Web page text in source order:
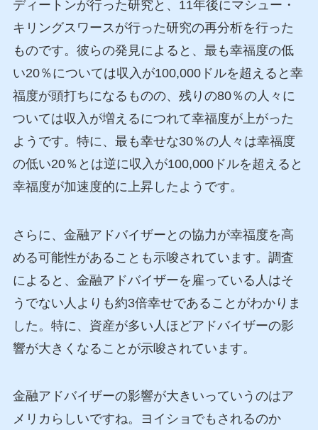
ディートンが行った研究と、11年後にマシュー・
キリングスワースが行った研究の再分析を行った
ものです。彼らの発見によると、最も幸福度の低
い20％については収入が100,000ドルを超えると幸
福度が頭打ちになるものの、残りの80％の人々に
ついては収入が増えるにつれて幸福度が上がった
ようです。特に、最も幸せな30％の人々は幸福度
の低い20％とは逆に収入が100,000ドルを超えると
幸福度が加速度的に上昇したようです。
さらに、金融アドバイザーとの協力が幸福度を高
める可能性があることも示唆されています。調査
によると、金融アドバイザーを雇っている人はそ
うでない人よりも約3倍幸せであることがわかりま
した。特に、資産が多い人ほどアドバイザーの影
響が大きくなることが示唆されています。
金融アドバイザーの影響が大きいっていうのはア
メリカらしいですね。ヨイショでもされるのか